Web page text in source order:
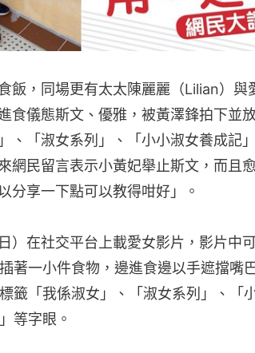
飯，同場更有太太陳麗麗（Lilian）與
食儀態斯文、優雅，被黃澤鋒拍下並
、「淑女系列」、「小小淑女養成記
網民留言表示小黃妃舉止斯文，而且
分享一下點可以教得咁好」。
）在社交平台上載愛女影片，影片中
著一小件食物，邊進食邊以手遮擋嘴
籤「我係淑女」、「淑女系列」、「
等字眼。